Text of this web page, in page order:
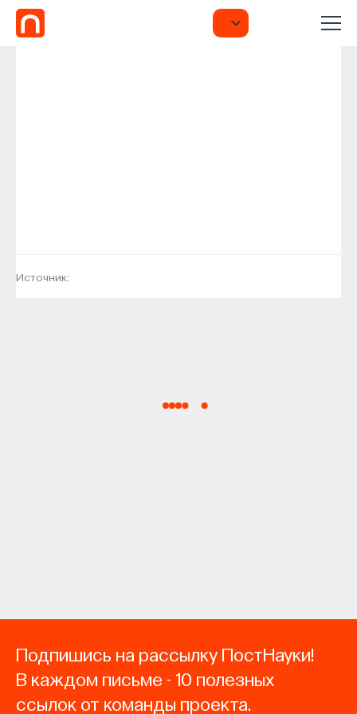
Источник:
Подпишись на рассылку ПостНауки!
В каждом письме - 10 полезных
ссылок от команды проекта.